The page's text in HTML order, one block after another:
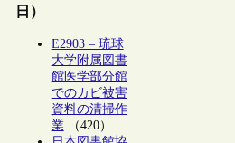
日）
E2903 – 琉球
大学附属図書
館医学部分館
でのカビ被害
資料の清掃作
業（420）